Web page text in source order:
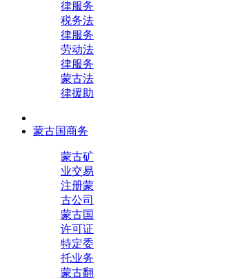
律服务
税务法
律服务
劳动法
律服务
蒙古法
律援助
蒙古国商务
蒙古矿
业交易
注册蒙
古公司
蒙古国
许可证
特定委
托业务
蒙古翻